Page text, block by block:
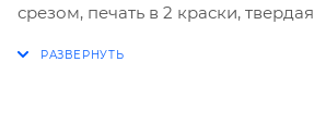
срезом, печать в 2 краски,